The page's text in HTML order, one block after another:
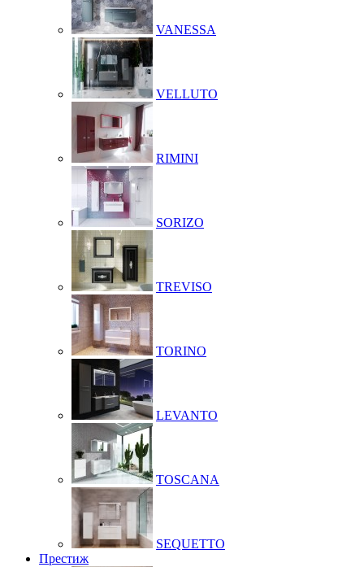
VANESSA
VELLUTO
RIMINI
SORIZO
TREVISO
TORINO
LEVANTO
TOSCANA
SEQUETTO
Престиж